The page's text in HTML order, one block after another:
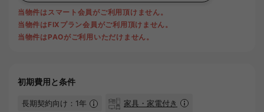
当物件はスマート会員がご利用頂けません。
当物件はFIXプラン会員がご利用頂けません。
当物件はPAOがご利用いただけません。
初期費用と条件
長期契約向け：1年 家具・家電付き